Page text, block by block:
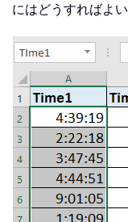
にはどうすればよ